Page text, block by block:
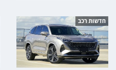
חדשות רכב